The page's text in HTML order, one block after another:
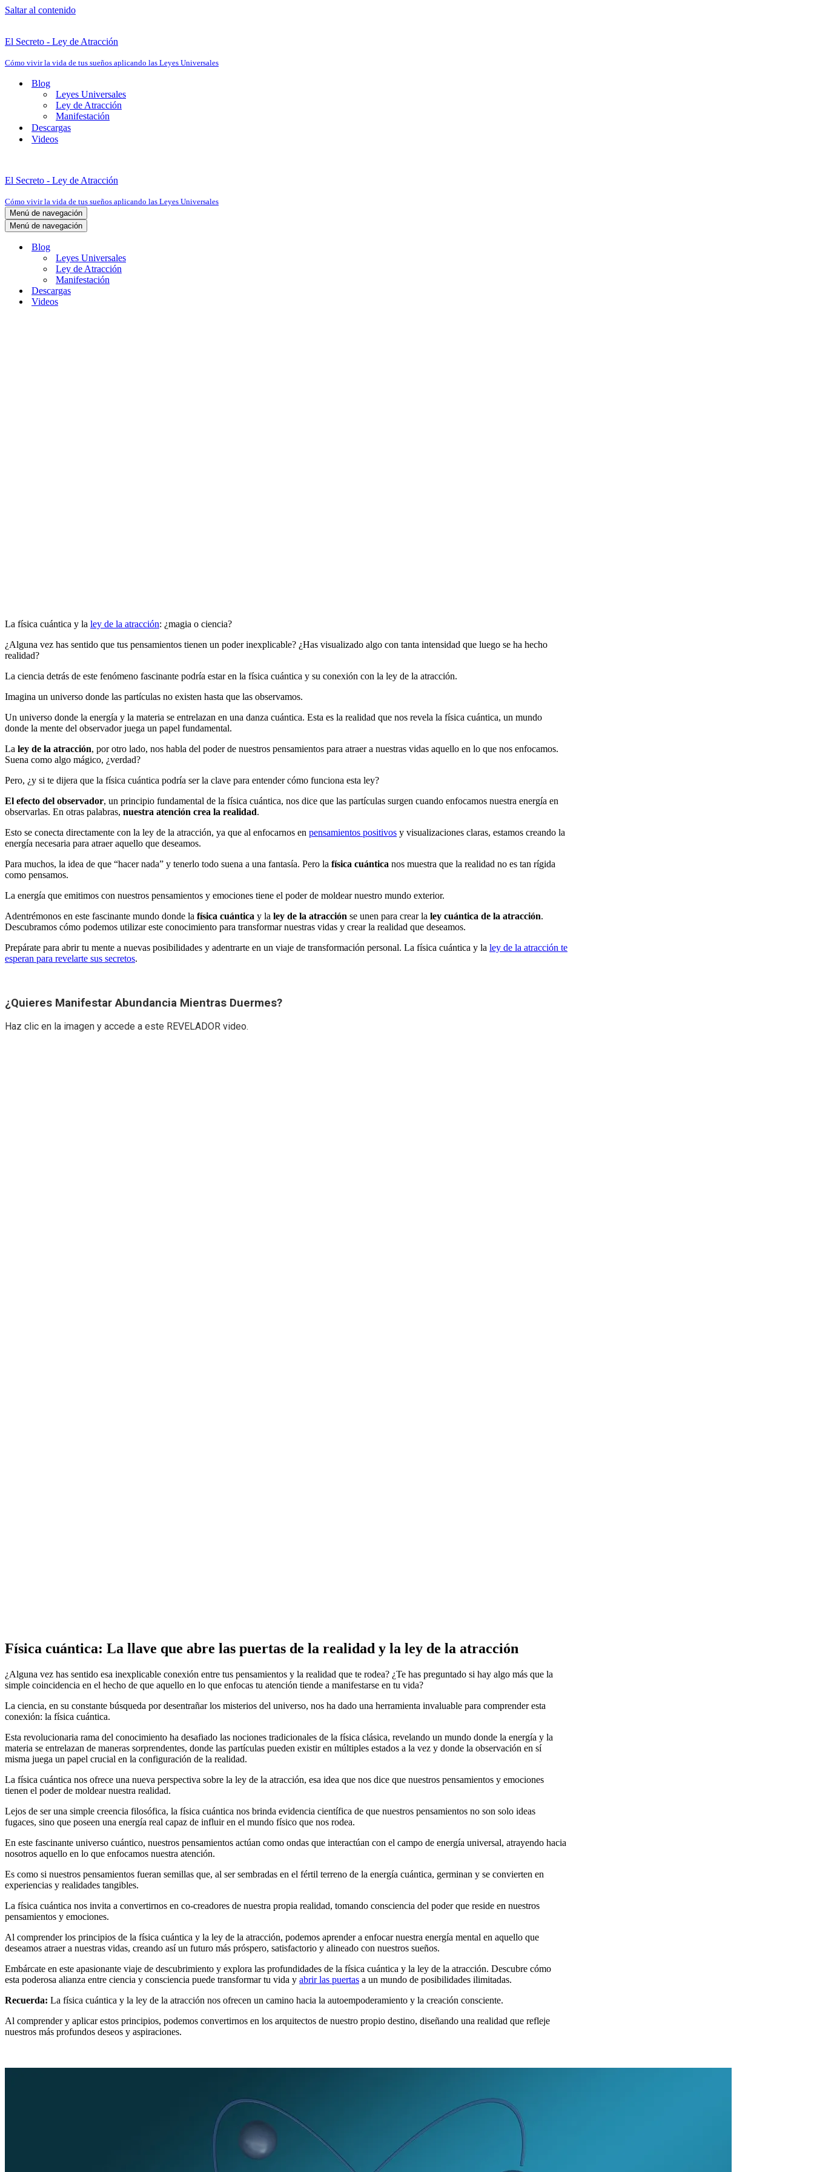
Saltar al contenido
El Secreto - Ley de Atracción
Cómo vivir la vida de tus sueños aplicando las Leyes Universales
Blog
Leyes Universales
Ley de Atracción
Manifestación
Descargas
Videos
El Secreto - Ley de Atracción
Cómo vivir la vida de tus sueños aplicando las Leyes Universales
Menú de navegación
Menú de navegación
Blog
Leyes Universales
Ley de Atracción
Manifestación
Descargas
Videos
La física cuántica y la ley de la atracción: ¿magia o ciencia?
¿Alguna vez has sentido que tus pensamientos tienen un poder inexplicable? ¿Has visualizado algo con tanta intensidad que luego se ha hecho
realidad?
La ciencia detrás de este fenómeno fascinante podría estar en la física cuántica y su conexión con la ley de la atracción.
Imagina un universo donde las partículas no existen hasta que las observamos.
Un universo donde la energía y la materia se entrelazan en una danza cuántica. Esta es la realidad que nos revela la física cuántica, un mundo
donde la mente del observador juega un papel fundamental.
La ley de la atracción, por otro lado, nos habla del poder de nuestros pensamientos para atraer a nuestras vidas aquello en lo que nos enfocamos.
Suena como algo mágico, ¿verdad?
Pero, ¿y si te dijera que la física cuántica podría ser la clave para entender cómo funciona esta ley?
El efecto del observador, un principio fundamental de la física cuántica, nos dice que las partículas surgen cuando enfocamos nuestra energía en
observarlas. En otras palabras, nuestra atención crea la realidad.
Esto se conecta directamente con la ley de la atracción, ya que al enfocarnos en pensamientos positivos y visualizaciones claras, estamos creando la
energía necesaria para atraer aquello que deseamos.
Para muchos, la idea de que “hacer nada” y tenerlo todo suena a una fantasía. Pero la física cuántica nos muestra que la realidad no es tan rígida
como pensamos.
La energía que emitimos con nuestros pensamientos y emociones tiene el poder de moldear nuestro mundo exterior.
Adentrémonos en este fascinante mundo donde la física cuántica y la ley de la atracción se unen para crear la ley cuántica de la atracción.
Descubramos cómo podemos utilizar este conocimiento para transformar nuestras vidas y crear la realidad que deseamos.
Prepárate para abrir tu mente a nuevas posibilidades y adentrarte en un viaje de transformación personal. La física cuántica y la ley de la atracción te
esperan para revelarte sus secretos.
¿Quieres Manifestar Abundancia Mientras Duermes?
Haz clic en la imagen y accede a este REVELADOR video.
Física cuántica: La llave que abre las puertas de la realidad y la ley de la atracción
¿Alguna vez has sentido esa inexplicable conexión entre tus pensamientos y la realidad que te rodea? ¿Te has preguntado si hay algo más que la
simple coincidencia en el hecho de que aquello en lo que enfocas tu atención tiende a manifestarse en tu vida?
La ciencia, en su constante búsqueda por desentrañar los misterios del universo, nos ha dado una herramienta invaluable para comprender esta
conexión: la física cuántica.
Esta revolucionaria rama del conocimiento ha desafiado las nociones tradicionales de la física clásica, revelando un mundo donde la energía y la
materia se entrelazan de maneras sorprendentes, donde las partículas pueden existir en múltiples estados a la vez y donde la observación en sí
misma juega un papel crucial en la configuración de la realidad.
La física cuántica nos ofrece una nueva perspectiva sobre la ley de la atracción, esa idea que nos dice que nuestros pensamientos y emociones
tienen el poder de moldear nuestra realidad.
Lejos de ser una simple creencia filosófica, la física cuántica nos brinda evidencia científica de que nuestros pensamientos no son solo ideas
fugaces, sino que poseen una energía real capaz de influir en el mundo físico que nos rodea.
En este fascinante universo cuántico, nuestros pensamientos actúan como ondas que interactúan con el campo de energía universal, atrayendo hacia
nosotros aquello en lo que enfocamos nuestra atención.
Es como si nuestros pensamientos fueran semillas que, al ser sembradas en el fértil terreno de la energía cuántica, germinan y se convierten en
experiencias y realidades tangibles.
La física cuántica nos invita a convertirnos en co-creadores de nuestra propia realidad, tomando consciencia del poder que reside en nuestros
pensamientos y emociones.
Al comprender los principios de la física cuántica y la ley de la atracción, podemos aprender a enfocar nuestra energía mental en aquello que
deseamos atraer a nuestras vidas, creando así un futuro más próspero, satisfactorio y alineado con nuestros sueños.
Embárcate en este apasionante viaje de descubrimiento y explora las profundidades de la física cuántica y la ley de la atracción. Descubre cómo
esta poderosa alianza entre ciencia y consciencia puede transformar tu vida y abrir las puertas a un mundo de posibilidades ilimitadas.
Recuerda: La física cuántica y la ley de la atracción nos ofrecen un camino hacia la autoempoderamiento y la creación consciente.
Al comprender y aplicar estos principios, podemos convertirnos en los arquitectos de nuestro propio destino, diseñando una realidad que refleje
nuestros más profundos deseos y aspiraciones.